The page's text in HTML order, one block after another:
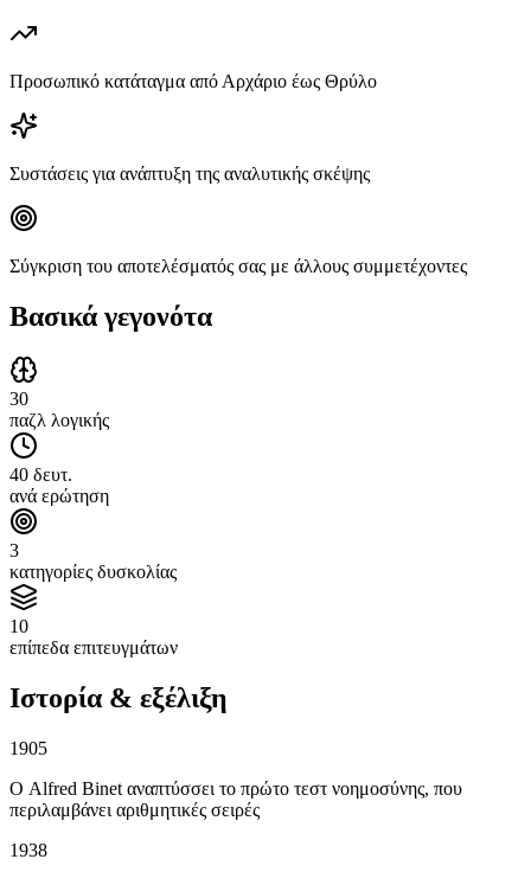
Προσωπικό κατάταγμα από Αρχάριο έως Θρύλο
Συστάσεις για ανάπτυξη της αναλυτικής σκέψης
Σύγκριση του αποτελέσματός σας με άλλους συμμετέχοντες
Βασικά γεγονότα
30
παζλ λογικής
40 δευτ.
ανά ερώτηση
3
κατηγορίες δυσκολίας
10
επίπεδα επιτευγμάτων
Ιστορία & εξέλιξη
1905
Ο Alfred Binet αναπτύσσει το πρώτο τεστ νοημοσύνης, που
περιλαμβάνει αριθμητικές σειρές
1938